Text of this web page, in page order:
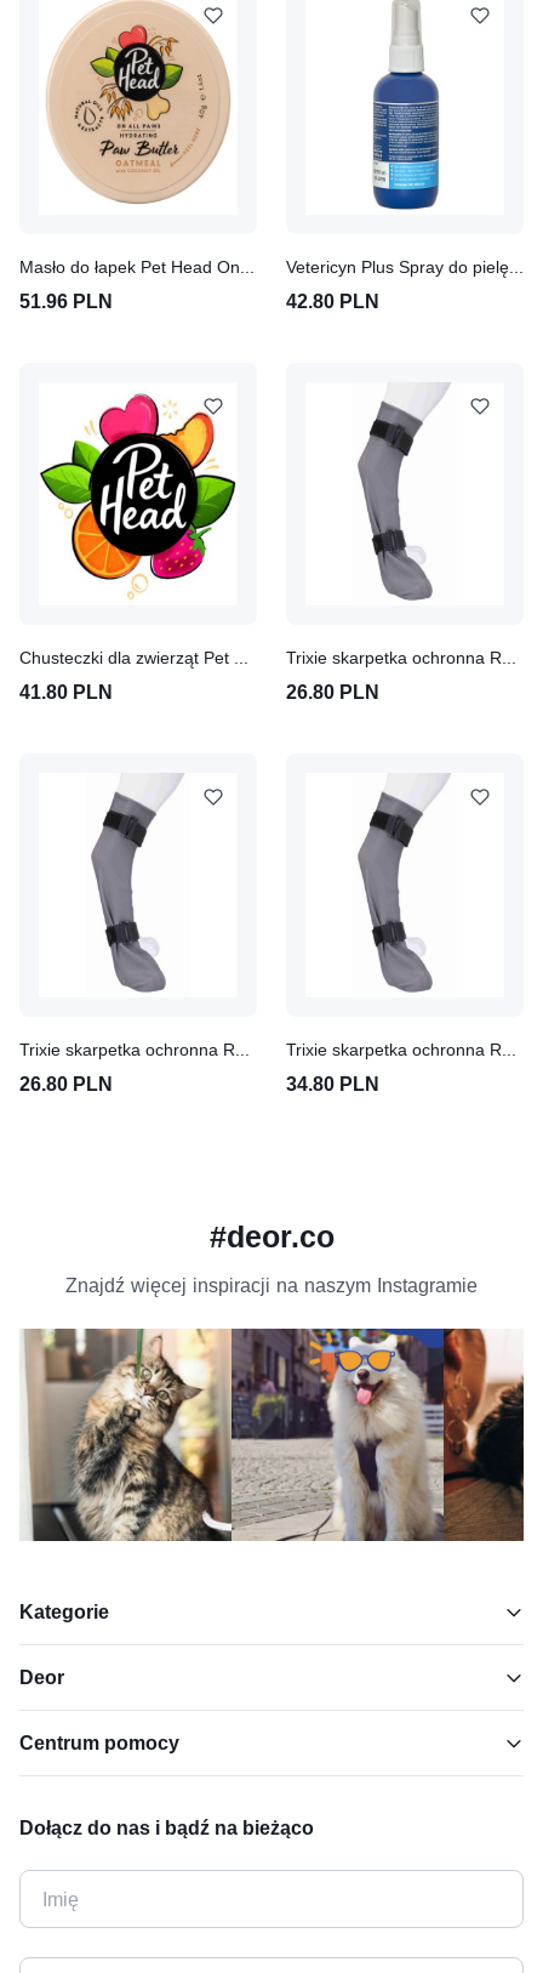
51.96 PLN 42.80 PLN
41.80 PLN 26.80 PLN
26.80 PLN 34.80 PLN
#deor.co
Znajdź więcej inspiracji na naszym Instagramie
Kategorie
Deor
Centrum pomocy
Dołącz do nas i bądź na bieżąco